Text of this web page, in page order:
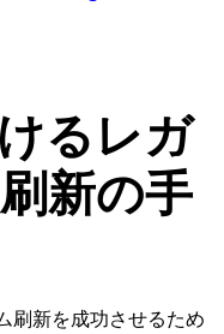
るレガ
新の手
刷新を成功させるため